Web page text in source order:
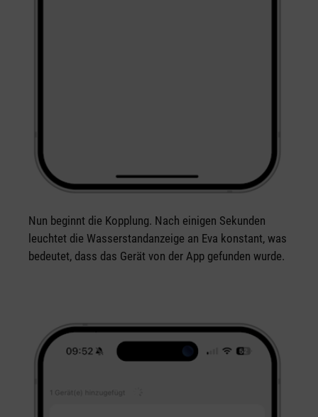
Nun beginnt die Kopplung. Nach einigen Sekunden
leuchtet die Wasserstandanzeige an Eva konstant, was
bedeutet, dass das Gerät von der App gefunden wurde.